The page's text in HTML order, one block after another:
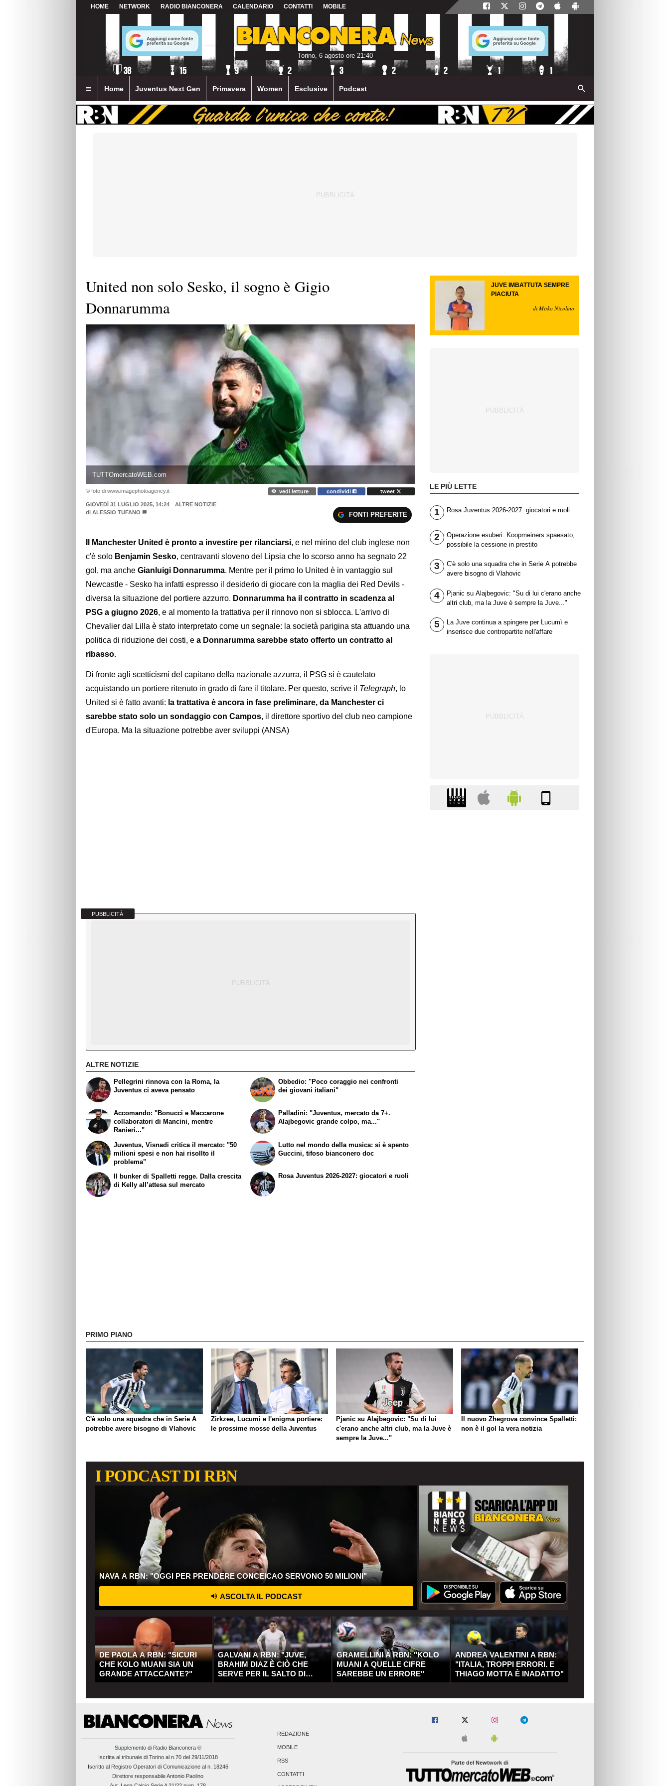
HOME NETWORK RADIO BIANCONERA CALENDARIO CONTATTI MOBILE
Torino, 6 agosto ore 21:40
Home Juventus Next Gen Primavera Women Esclusive Podcast
United non solo Sesko, il sogno è Gigio
Donnarumma
TUTTOmercatoWEB.com
© foto di www.imagephotoagency.it vedi letture condividi tweet
GIOVEDÌ 31 LUGLIO 2025, 14:24
ALTRE NOTIZIE
di ALESSIO TUFANO FONTI PREFERITE
Il Manchester United è pronto a investire per rilanciarsi, e nel mirino del club inglese non
c'è solo Benjamin Sesko, centravanti sloveno del Lipsia che lo scorso anno ha segnato 22
gol, ma anche Gianluigi Donnarumma. Mentre per il primo lo United è in vantaggio sul
Newcastle - Sesko ha infatti espresso il desiderio di giocare con la maglia dei Red Devils -
diversa la situazione del portiere azzurro. Donnarumma ha il contratto in scadenza al
PSG a giugno 2026, e al momento la trattativa per il rinnovo non si sblocca. L'arrivo di
Chevalier dal Lilla è stato interpretato come un segnale: la società parigina sta attuando una
politica di riduzione dei costi, e a Donnarumma sarebbe stato offerto un contratto al
ribasso.
Di fronte agli scetticismi del capitano della nazionale azzurra, il PSG si è cautelato
acquistando un portiere ritenuto in grado di fare il titolare. Per questo, scrive il Telegraph, lo
United si è fatto avanti: la trattativa è ancora in fase preliminare, da Manchester ci
sarebbe stato solo un sondaggio con Campos, il direttore sportivo del club neo campione
d'Europa. Ma la situazione potrebbe aver sviluppi (ANSA)
PUBBLICITÀ
ALTRE NOTIZIE
Pellegrini rinnova con la Roma, la
Juventus ci aveva pensato
Accomando: "Bonucci e Maccarone
collaboratori di Mancini, mentre
Ranieri..."
Obbedio: "Poco coraggio nei confronti
dei giovani italiani"
Palladini: "Juventus, mercato da 7+.
Alajbegovic grande colpo, ma..."
Juventus, Visnadi critica il mercato: "50
milioni spesi e non hai risollto il
problema"
Il bunker di Spalletti regge. Dalla crescita
di Kelly all’attesa sul mercato
Lutto nel mondo della musica: si è spento
Guccini, tifoso bianconero doc
Rosa Juventus 2026-2027: giocatori e ruoli
JUVE IMBATTUTA SEMPRE
PIACIUTA
di Mirko Nicolino
LE PIÙ LETTE
1 Rosa Juventus 2026-2027: giocatori e ruoli
2
Operazione esuberi. Koopmeiners spaesato,
possibile la cessione in prestito
3
C'è solo una squadra che in Serie A potrebbe
avere bisogno di Vlahovic
4
Pjanic su Alajbegovic: "Su di lui c'erano anche
altri club, ma la Juve è sempre la Juve..."
5
La Juve continua a spingere per Lucumì e
inserisce due contropartite nell'affare
PRIMO PIANO
C'è solo una squadra che in Serie A
potrebbe avere bisogno di Vlahovic
Zirkzee, Lucumì e l'enigma portiere:
le prossime mosse della Juventus
Pjanic su Alajbegovic: "Su di lui
c'erano anche altri club, ma la Juve è
sempre la Juve..."
Il nuovo Zhegrova convince Spalletti:
non è il gol la vera notizia
I PODCAST DI RBN
NAVA A RBN: "OGGI PER PRENDERE CONCEICAO SERVONO 50 MILIONI"
ASCOLTA IL PODCAST
DE PAOLA A RBN: "SICURI
CHE KOLO MUANI SIA UN
GRANDE ATTACCANTE?"
GALVANI A RBN: "JUVE,
BRAHIM DIAZ È CIÒ CHE
SERVE PER IL SALTO DI
QUALITÀ"
GRAMELLINI A RBN: "KOLO
MUANI A QUELLE CIFRE
SAREBBE UN ERRORE"
ANDREA VALENTINI A RBN:
"ITALIA, TROPPI ERRORI. E
THIAGO MOTTA È INADATTO"
Supplemento di Radio Bianconera ®
Iscritta al tribunale di Torino al n.70 del 29/11/2018
Iscritto al Registro Operatori di Comunicazione al n. 18246
Direttore responsabile Antonio Paolino
REDAZIONE
MOBILE
RSS
CONTATTI
Parte del Newtwork di